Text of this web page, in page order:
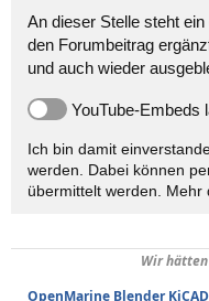
An dieser Stelle steht
den Forumbeitrag
und auch wieder
YouTube-Embeds
Ich bin damit
werden. Dabei können
übermittelt werden. Mehr
Wir
OpenMarine Blender KiCAD